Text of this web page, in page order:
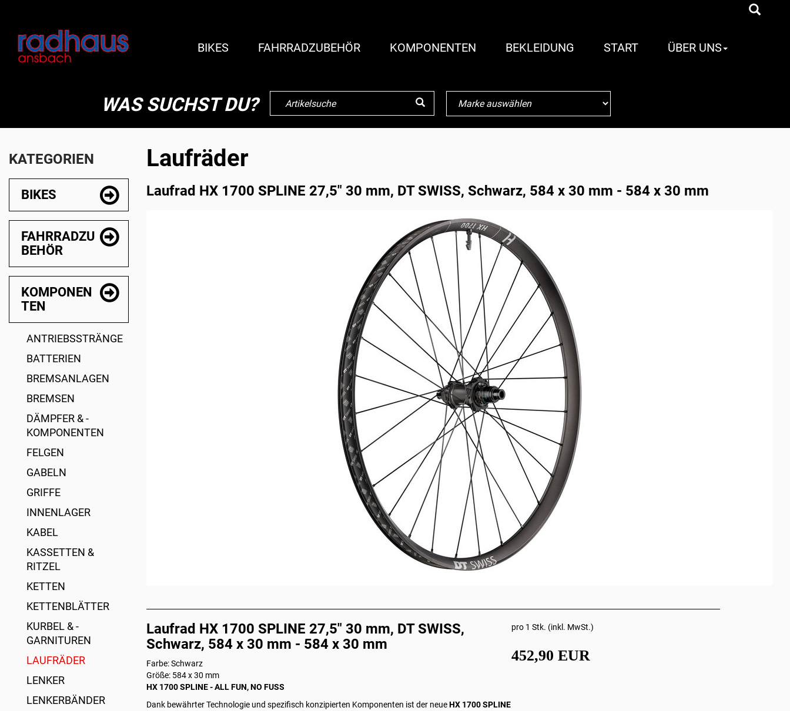
BIKES FAHRRADZUBEHÖR KOMPONENTEN BEKLEIDUNG START ÜBER UNS
WAS SUCHST DU?
KATEGORIEN
BIKES
FAHRRADZU
BEHÖR
KOMPONEN
TEN
ANTRIEBSSTRÄNGE
BATTERIEN
BREMSANLAGEN
BREMSEN
DÄMPFER & -
KOMPONENTEN
FELGEN
GABELN
GRIFFE
INNENLAGER
KABEL
KASSETTEN &
RITZEL
KETTEN
KETTENBLÄTTER
KURBEL & -
GARNITUREN
LAUFRÄDER
LENKER
LENKERBÄNDER
Laufräder
Laufrad HX 1700 SPLINE 27,5" 30 mm, DT SWISS, Schwarz, 584 x 30 mm - 584 x 30 mm
Laufrad HX 1700 SPLINE 27,5" 30 mm, DT SWISS,
Schwarz, 584 x 30 mm - 584 x 30 mm
Farbe: Schwarz
Größe: 584 x 30 mm
HX 1700 SPLINE - ALL FUN, NO FUSS
Dank bewährter Technologie und spezifisch konzipierten Komponenten ist der neueHX 1700 SPLINE
pro 1 Stk. (inkl. MwSt.)
452,90 EUR